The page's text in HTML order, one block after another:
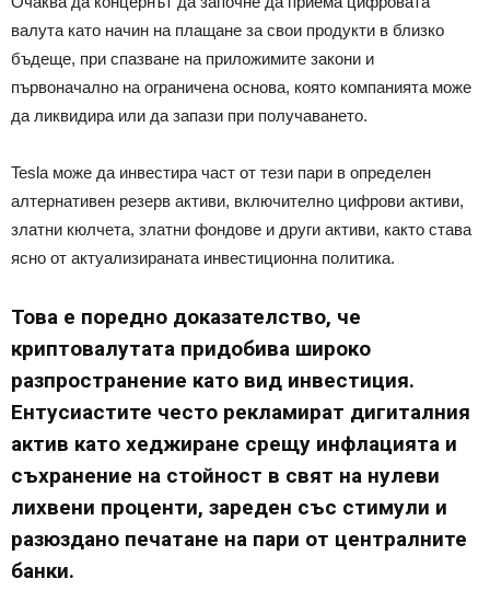
валута като начин на плащане за свои продукти в близко
бъдеще, при спазване на приложимите закони и
първоначално на ограничена основа, която компанията може
да ликвидира или да запази при получаването.
Tesla може да инвестира част от тези пари в определен
алтернативен резерв активи, включително цифрови активи,
златни кюлчета, златни фондове и други активи, както става
ясно от актуализираната инвестиционна политика.
Това е поредно доказателство, че
криптовалутата придобива широко
разпространение като вид инвестиция.
Ентусиастите често рекламират дигиталния
актив като хеджиране срещу инфлацията и
съхранение на стойност в свят на нулеви
лихвени проценти, зареден със стимули и
разюздано печатане на пари от централните
банки.